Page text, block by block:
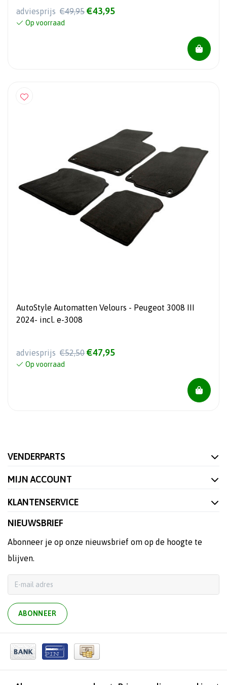
adviesprijs €49,95 €43,95
Op voorraad
AutoStyle Automatten Velours - Peugeot 3008 III
2024- incl. e-3008
adviesprijs €52,50 €47,95
Op voorraad
VENDERPARTS
MIJN ACCOUNT
KLANTENSERVICE
NIEUWSBRIEF
Abonneer je op onze nieuwsbrief om op de hoogte te
blijven.
ABONNEER